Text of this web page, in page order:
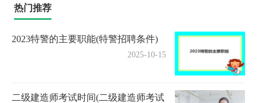
热门推荐
2023特警的主要职能(特警招聘条件)
2025-10-15
二级建造师考试时间(二级建造师考试